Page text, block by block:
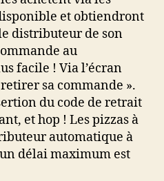
et obtiendront
distributeur de son
au
facile ! Via l’écran
sa commande ».
du code de retrait
et hop ! Les pizzas à
automatique à
délai maximum est